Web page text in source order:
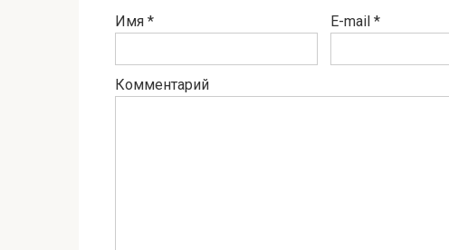
Имя * E-mail *
Комментарий